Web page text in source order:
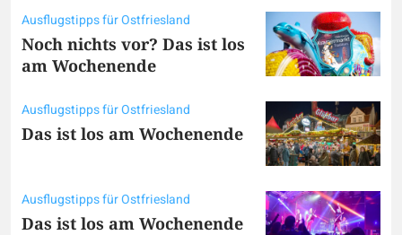
Ausflugstipps für Ostfriesland
Noch nichts vor? Das ist los
am Wochenende
Ausflugstipps für Ostfriesland
Das ist los am Wochenende
Ausflugstipps für Ostfriesland
Das ist los am Wochenende